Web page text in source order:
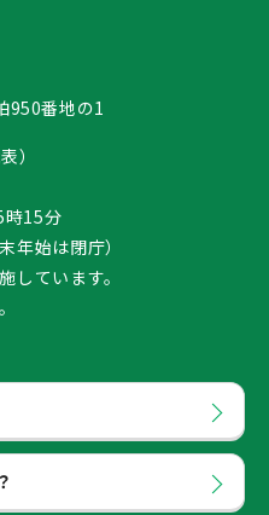
番地の1
）
15分
年始は閉庁）
しています。